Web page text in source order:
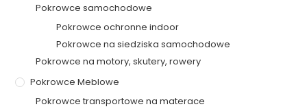
Pokrowce samochodowe
Pokrowce ochronne indoor
Pokrowce na siedziska samochodowe
Pokrowce na motory, skutery, rowery
Pokrowce Meblowe
Pokrowce transportowe na materace